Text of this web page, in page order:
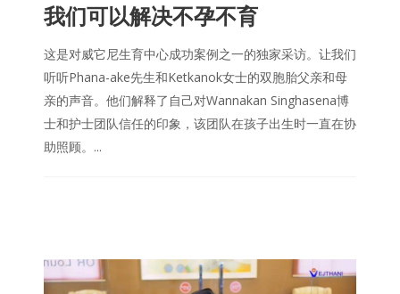
我们可以解决不孕不育
这是对威它尼生育中心成功案例之一的独家采访。让我们
听听Phana-ake先生和Ketkanok女士的双胞胎父亲和母
亲的声音。他们解释了自己对Wannakan Singhasena博
士和护士团队信任的印象，该团队在孩子出生时一直在协
助照顾。...